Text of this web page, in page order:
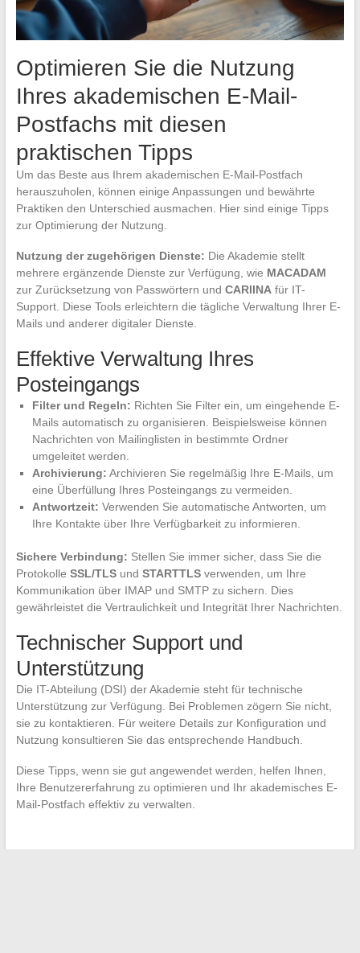
Optimieren Sie die Nutzung
Ihres akademischen E-Mail-
Postfachs mit diesen
praktischen Tipps
Um das Beste aus Ihrem akademischen E-Mail-Postfach
herauszuholen, können einige Anpassungen und bewährte
Praktiken den Unterschied ausmachen. Hier sind einige Tipps
zur Optimierung der Nutzung.
Nutzung der zugehörigen Dienste: Die Akademie stellt
mehrere ergänzende Dienste zur Verfügung, wie MACADAM
zur Zurücksetzung von Passwörtern und CARIINAfür IT-
Support. Diese Tools erleichtern die tägliche Verwaltung Ihrer E-
Mails und anderer digitaler Dienste.
Effektive Verwaltung Ihres
Posteingangs
Filter und Regeln: Richten Sie Filter ein, um eingehende E-
Mails automatisch zu organisieren. Beispielsweise können
Nachrichten von Mailinglisten in bestimmte Ordner
umgeleitet werden.
Archivierung: Archivieren Sie regelmäßig Ihre E-Mails, um
eine Überfüllung Ihres Posteingangs zu vermeiden.
Antwortzeit: Verwenden Sie automatische Antworten, um
Ihre Kontakte über Ihre Verfügbarkeit zu informieren.
Sichere Verbindung: Stellen Sie immer sicher, dass Sie die
Protokolle SSL/TLSund STARTTLSverwenden, um Ihre
Kommunikation über IMAP und SMTP zu sichern. Dies
gewährleistet die Vertraulichkeit und Integrität Ihrer Nachrichten.
Technischer Support und
Unterstützung
Die IT-Abteilung (DSI) der Akademie steht für technische
Unterstützung zur Verfügung. Bei Problemen zögern Sie nicht,
sie zu kontaktieren. Für weitere Details zur Konfiguration und
Nutzung konsultieren Sie das entsprechende Handbuch.
Diese Tipps, wenn sie gut angewendet werden, helfen Ihnen,
Ihre Benutzererfahrung zu optimieren und Ihr akademisches E-
Mail-Postfach effektiv zu verwalten.